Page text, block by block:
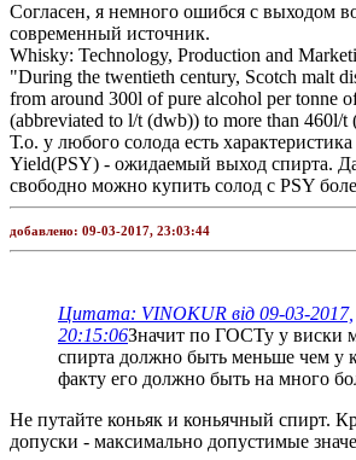
Согласен, я немного ошибся с выходом
современный источник.
Whisky: Technology, Production and
"During the twentieth century, Scotch malt
from around 300l of pure alcohol per tonne
(abbreviated to l/t (dwb)) to more than 460l/t
Т.о. у любого солода есть
Yield(PSY) - ожидаемый выход спирта.
свободно можно купить солод с PSY
добавлено: 09-03-2017, 23:03:44
Цитата: VINOKUR від 09-03-2017,
20:15:06Значит по ГОСТу у виски
спирта должно быть меньше чем у
факту его должно быть на много
Не путайте коньяк и коньячный спирт.
допуски - максимально допустимые